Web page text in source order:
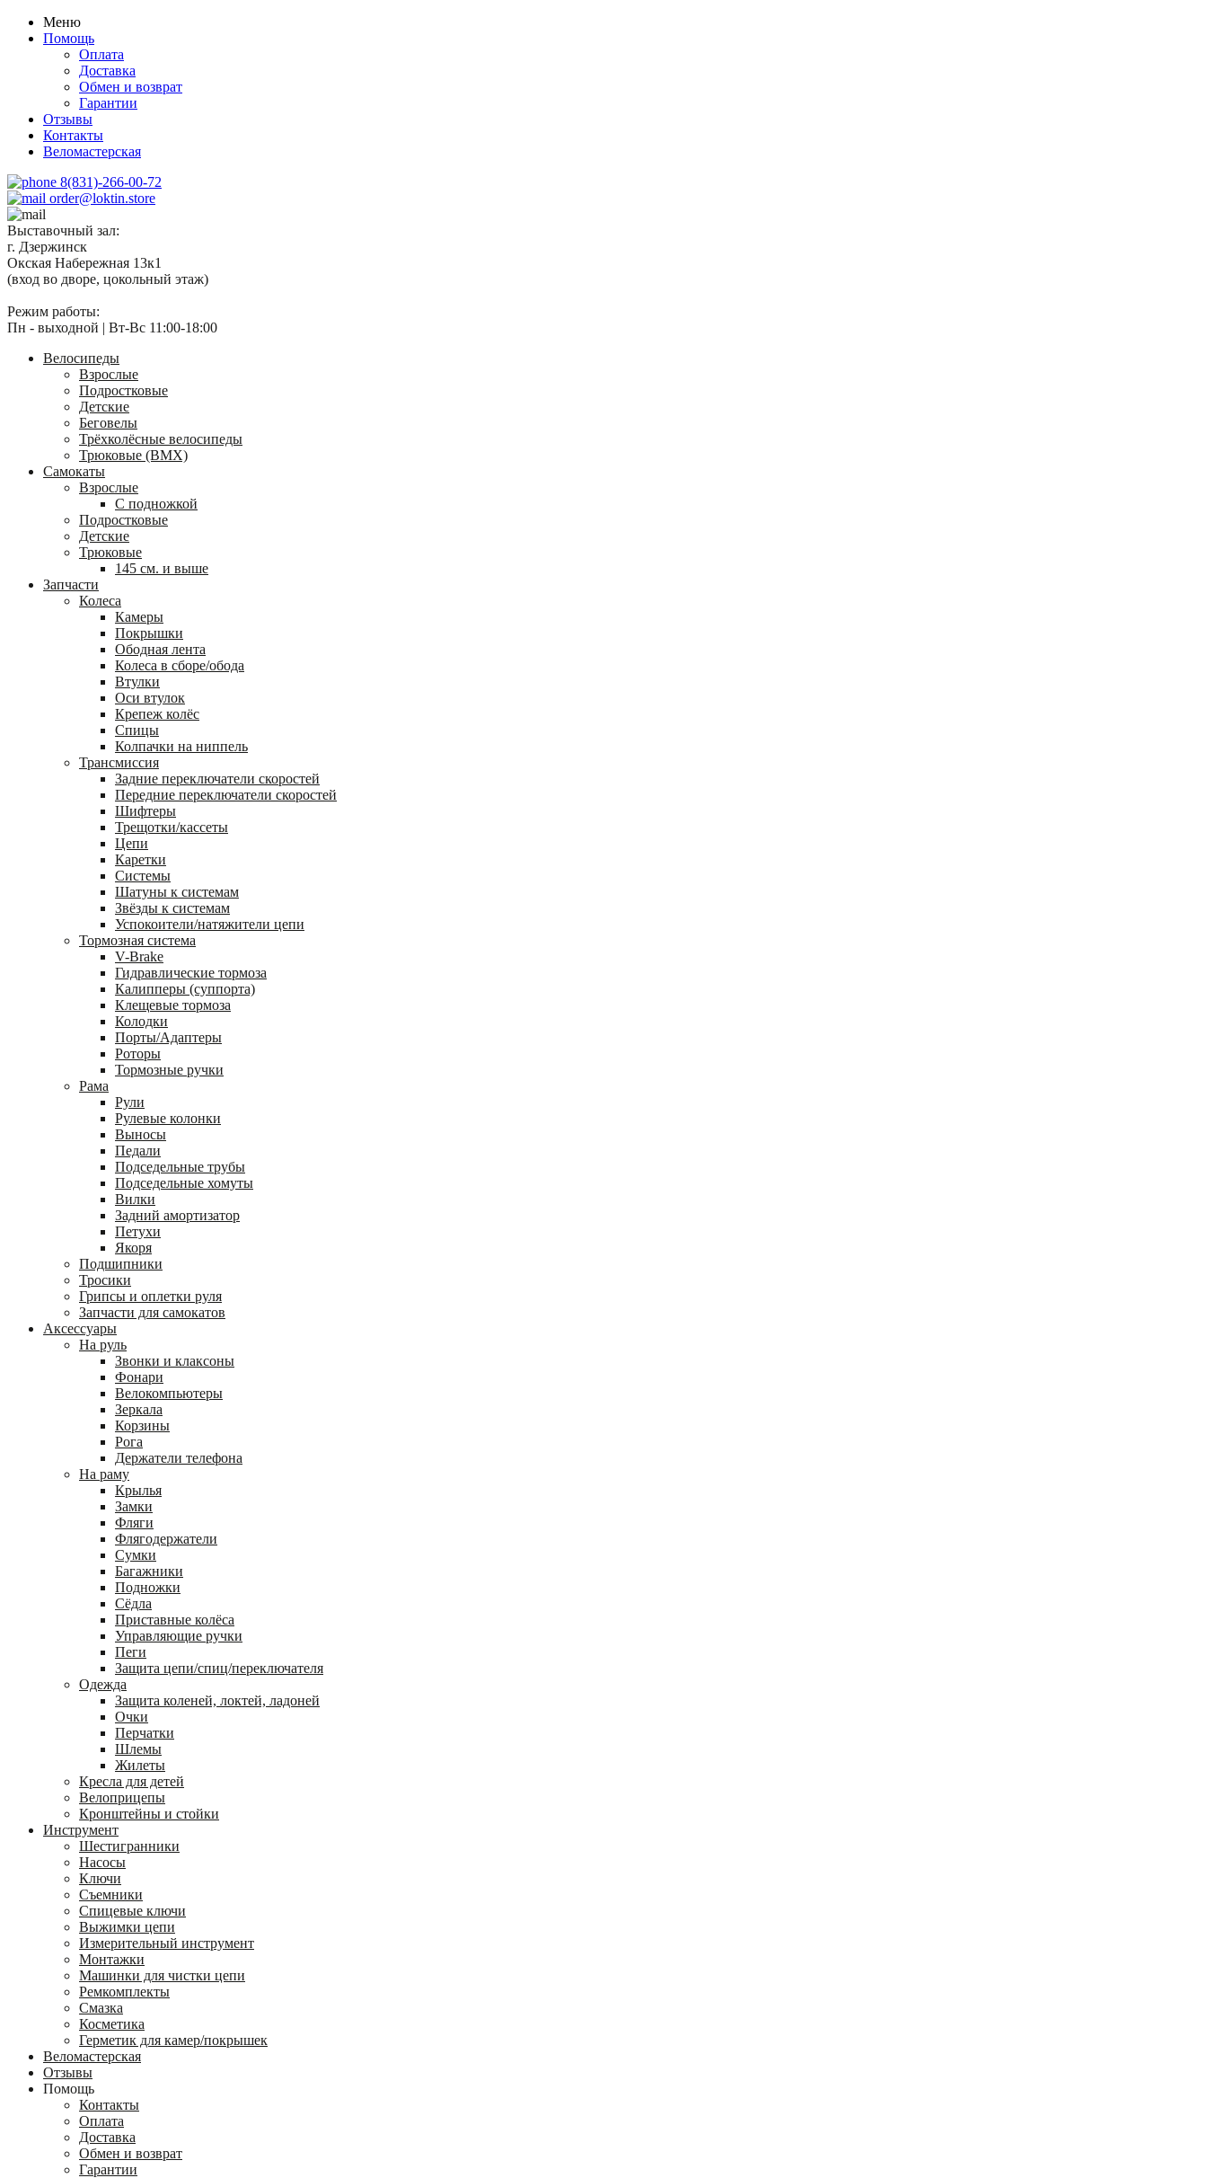
Меню
Помощь
Оплата
Доставка
Обмен и возврат
Гарантии
Отзывы
Контакты
Веломастерская
8(831)-266-00-72
order@loktin.store
Выставочный зал:
г. Дзержинск
Окская Набережная 13к1
(вход во дворе, цокольный этаж)
Режим работы:
Пн - выходной | Вт-Вс 11:00-18:00
Велосипеды
Взрослые
Подростковые
Детские
Беговелы
Трёхколёсные велосипеды
Трюковые (BMX)
Самокаты
Взрослые
С подножкой
Подростковые
Детские
Трюковые
145 см. и выше
Запчасти
Колеса
Камеры
Покрышки
Ободная лента
Колеса в сборе/обода
Втулки
Оси втулок
Крепеж колёс
Спицы
Колпачки на ниппель
Трансмиссия
Задние переключатели скоростей
Передние переключатели скоростей
Шифтеры
Трещотки/кассеты
Цепи
Каретки
Системы
Шатуны к системам
Звёзды к системам
Успокоители/натяжители цепи
Тормозная система
V-Brake
Гидравлические тормоза
Калипперы (суппорта)
Клещевые тормоза
Колодки
Порты/Адаптеры
Роторы
Тормозные ручки
Рама
Рули
Рулевые колонки
Выносы
Педали
Подседельные трубы
Подседельные хомуты
Вилки
Задний амортизатор
Петухи
Якоря
Подшипники
Тросики
Грипсы и оплетки руля
Запчасти для самокатов
Аксессуары
На руль
Звонки и клаксоны
Фонари
Велокомпьютеры
Зеркала
Корзины
Рога
Держатели телефона
На раму
Крылья
Замки
Фляги
Флягодержатели
Сумки
Багажники
Подножки
Сёдла
Приставные колёса
Управляющие ручки
Пеги
Защита цепи/спиц/переключателя
Одежда
Защита коленей, локтей, ладоней
Очки
Перчатки
Шлемы
Жилеты
Кресла для детей
Велоприцепы
Кронштейны и стойки
Инструмент
Шестигранники
Насосы
Ключи
Съемники
Спицевые ключи
Выжимки цепи
Измерительный инструмент
Монтажки
Машинки для чистки цепи
Ремкомплекты
Смазка
Косметика
Герметик для камер/покрышек
Веломастерская
Отзывы
Помощь
Контакты
Оплата
Доставка
Обмен и возврат
Гарантии